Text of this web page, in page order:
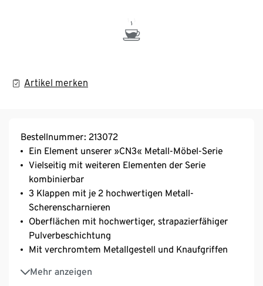
Artikel merken
Bestellnummer: 213072
Ein Element unserer »CN3« Metall-Möbel-Serie
Vielseitig mit weiteren Elementen der Serie
kombinierbar
3 Klappen mit je 2 hochwertigen Metall-
Scherenscharnieren
Oberflächen mit hochwertiger, strapazierfähiger
Pulverbeschichtung
Mit verchromtem Metallgestell und Knaufgriffen
Mehr anzeigen
Inkl. höhenverstellbarer Kunststofffüße – fester
Stand auch auf unebenen Flächen